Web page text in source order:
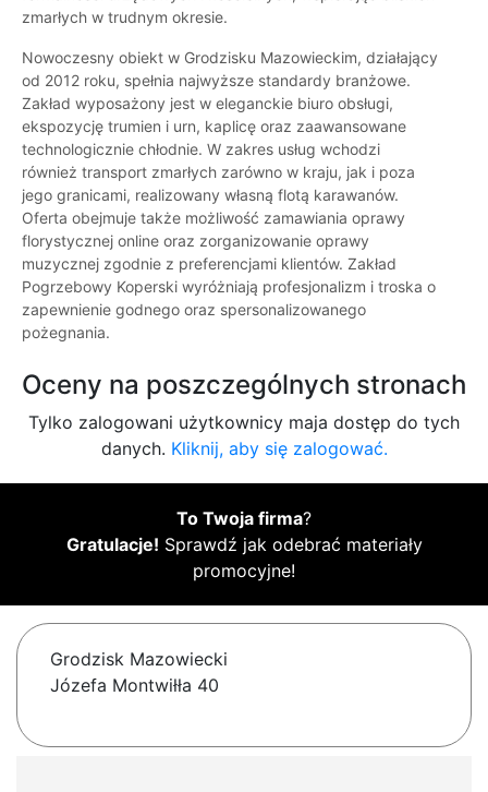
zmarłych w trudnym okresie.
Nowoczesny obiekt w Grodzisku Mazowieckim, działający
od 2012 roku, spełnia najwyższe standardy branżowe.
Zakład wyposażony jest w eleganckie biuro obsługi,
ekspozycję trumien i urn, kaplicę oraz zaawansowane
technologicznie chłodnie. W zakres usług wchodzi
również transport zmarłych zarówno w kraju, jak i poza
jego granicami, realizowany własną flotą karawanów.
Oferta obejmuje także możliwość zamawiania oprawy
florystycznej online oraz zorganizowanie oprawy
muzycznej zgodnie z preferencjami klientów. Zakład
Pogrzebowy Koperski wyróżniają profesjonalizm i troska o
zapewnienie godnego oraz spersonalizowanego
pożegnania.
Oceny na poszczególnych stronach
Tylko zalogowani użytkownicy maja dostęp do tych
danych. Kliknij, aby się zalogować.
To Twoja firma?
Gratulacje! Sprawdź jak odebrać materiały
promocyjne!
Grodzisk Mazowiecki
Józefa Montwiłła 40